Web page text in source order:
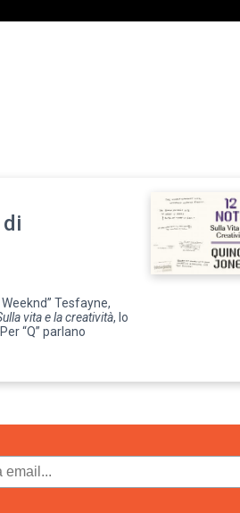
Tesfayne,
vita e la creatività, lo
“Q” parlano